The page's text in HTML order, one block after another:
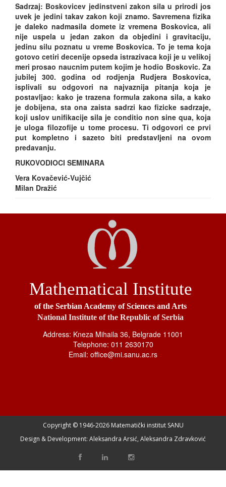
Sadrzaj: Boskovicev jedinstveni zakon sila u prirodi jos
uvek je jedini takav zakon koji znamo. Savremena fizika
je daleko nadmasila domete iz vremena Boskovica, ali
nije uspela u jedan zakon da objedini i gravitaciju,
jedinu silu poznatu u vreme Boskovica. To je tema koja
gotovo cetiri decenije opseda istrazivaca koji je u velikoj
meri prosao naucnim putem kojim je hodio Boskovic. Za
jubilej 300. godina od rodjenja Rudjera Boskovica,
isplivali su odgovori na najvaznija pitanja koja je
postavljao: kako je trazena formula zakona sila, a kako
je dobijena, sta ona zaista sadrzi kao fizicke sadrzaje,
koji uslov unifikacije sila je conditio non sine qua, koja
je uloga filozofije u tome procesu. Ti odgovori ce prvi
put kompletno i sazeto biti predstavljeni na ovom
predavanju.
RUKOVODIOCI SEMINARA
Vera Kovačević-Vujčić
Milan Dražić
Mathematical Institute
of the Serbian Academy of Sciences and Arts
National Institute of the Republic of Serbia
Address: Kneza Mihaila 36, Belgrade 11001
Telephone: 011 2630170
Email: office@mi.sanu.ac.rs
Copyright © 1946-2026 Matematički institut SANU
Design & Development: Aleksandra Arsić, Aleksandra Zdravković